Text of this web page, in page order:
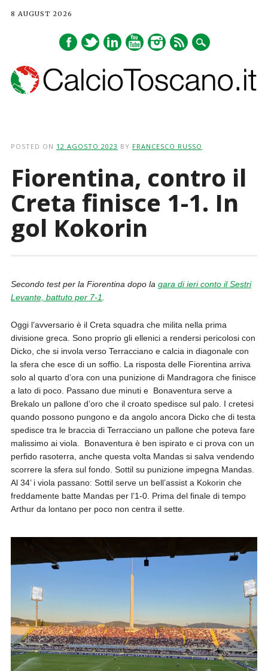
8 AUGUST 2026
POSTED ON 12 AGOSTO 2023 BY FRANCESCO RUSSO
Fiorentina, contro il
Creta finisce 1-1. In
gol Kokorin
Secondo test per la Fiorentina dopo la gara di ieri conto il Sestri
Levante, battuto per 7-1.
Oggi l’avversario è il Creta squadra che milita nella prima
divisione greca. Sono proprio gli ellenici a rendersi pericolosi con
Dicko, che si invola verso Terracciano e calcia in diagonale con
la sfera che esce di un soffio. La risposta delle Fiorentina arriva
solo al quarto d’ora con una punizione di Mandragora che finisce
a lato di poco. Passano due minuti e Bonaventura serve a
Brekalo un pallone d’oro che il croato spedisce sul palo. I cretesi
quando possono pungono e da angolo ancora Dicko che di testa
spedisce tra le braccia di Terracciano un pallone che poteva fare
malissimo ai viola.
Bonaventura è ben ispirato e ci prova con un
perfido rasoterra, anche questa volta Mandas si salva vendendo
scorrere la sfera sul fondo. Sottil su punizione impegna Mandas.
Al 34’ i viola passano: Sottil serve un bell’assist a Kokorin che
freddamente batte Mandas per l’1-0. Prima del finale di tempo
Arthur da lontano per poco non centra il sette.